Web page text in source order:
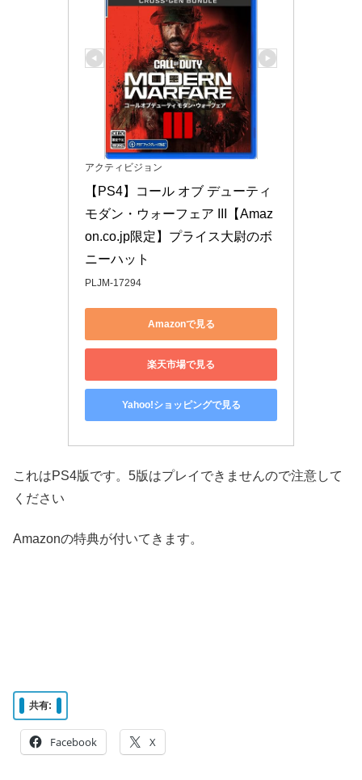
アクティビジョン
【PS4】コール オブ デューティ
モダン・ウォーフェア III【Amaz
on.co.jp限定】プライス大尉のボ
ニーハット
PLJM-17294
Amazonで見る
楽天市場で見る
Yahoo!ショッピングで見る
これはPS4版です。5版はプレイできませんので注意して
ください
Amazonの特典が付いてきます。
共有:
Facebook X